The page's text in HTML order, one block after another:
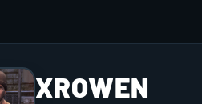
XROWEN